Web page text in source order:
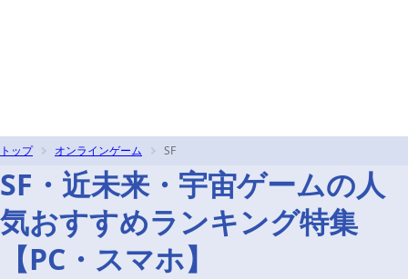
トップ オンラインゲーム SF
SF・近未来・宇宙ゲームの人
気おすすめランキング特集
【PC・スマホ】